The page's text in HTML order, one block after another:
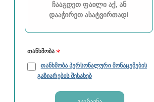
ᲩᲐᲐᲒᲓᲔᲗ ᲤᲐᲘᲚᲘ ᲐᲥ, ᲐᲜ
ᲓᲐᲐᲭᲘᲠᲔᲗ ᲐᲡᲐᲢᲕᲘᲠᲗᲐᲓ!
თანხმობა
თანხმობა პერსონალური მონაცემების
გაზიარების შესახებ